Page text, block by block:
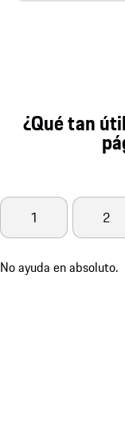
¿Qué tan
No ayuda en absoluto.
1 2